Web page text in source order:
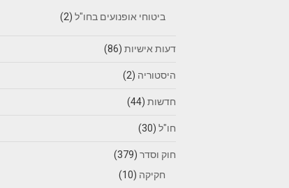
ביטוחי אופנועים בחו"ל (2)
דעות אישיות (86)
היסטוריה (2)
חדשות (44)
חו"ל (30)
חוק וסדר (379)
חקיקה (10)